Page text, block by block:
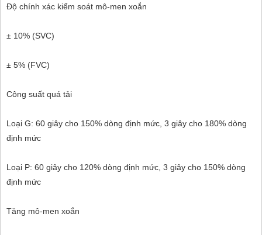
Độ chính xác kiểm soát mô-men xoắn
± 10% (SVC)
± 5% (FVC)
Công suất quá tải
Loại G: 60 giây cho 150% dòng định mức, 3 giây cho 180% dòng
định mức
Loại P: 60 giây cho 120% dòng định mức, 3 giây cho 150% dòng
định mức
Tăng mô-men xoắn